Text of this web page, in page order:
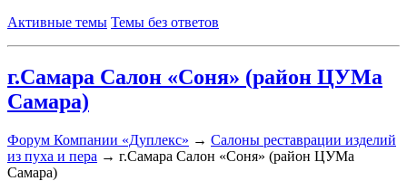
Активные темы Темы без ответов
г.Самара Салон «Соня» (район ЦУМа
Самара)
Форум Компании «Дуплекс» → Салоны реставрации изделий
из пуха и пера → г.Самара Салон «Соня» (район ЦУМа
Самара)